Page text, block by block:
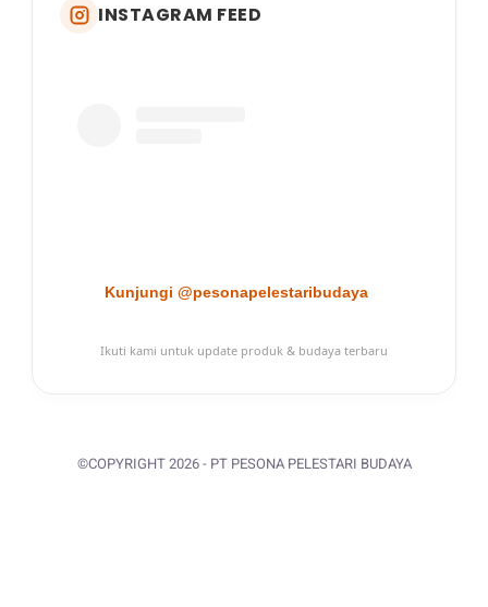
INSTAGRAM FEED
Kunjungi @pesonapelestaribudaya
Ikuti kami untuk update produk & budaya terbaru
©COPYRIGHT 2026 - PT PESONA PELESTARI BUDAYA